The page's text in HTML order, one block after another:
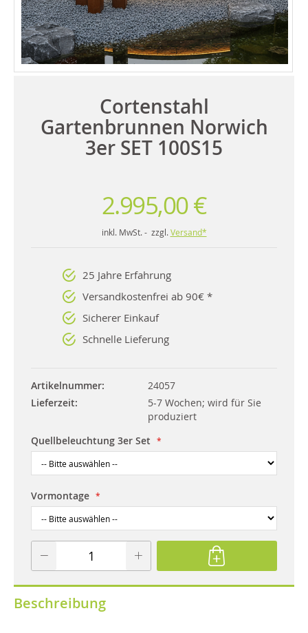
Cortenstahl
Gartenbrunnen Norwich
3er SET 100S15
2.995,00 €
inkl. MwSt. - zzgl. Versand*
25 Jahre Erfahrung
Versandkostenfrei ab 90€ *
Sicherer Einkauf
Schnelle Lieferung
Artikelnummer
24057
Lieferzeit
5-7 Wochen; wird für Sie
produziert
Quellbeleuchtung 3er Set
Vormontage
Beschreibung